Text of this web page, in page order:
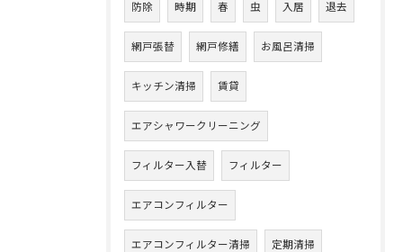
防除 時期 春 虫 入居 退去
網戸張替 網戸修繕 お風呂清掃
キッチン清掃 賃貸
エアシャワークリーニング
フィルター入替 フィルター
エアコンフィルター
エアコンフィルター清掃 定期清掃